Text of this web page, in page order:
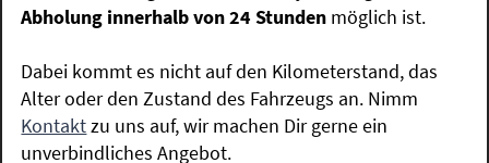
Abholung innerhalb von 24 Stunden möglich ist.
Dabei kommt es nicht auf den Kilometerstand, das
Alter oder den Zustand des Fahrzeugs an. Nimm
Kontaktzu uns auf, wir machen Dir gerne ein
unverbindliches Angebot.